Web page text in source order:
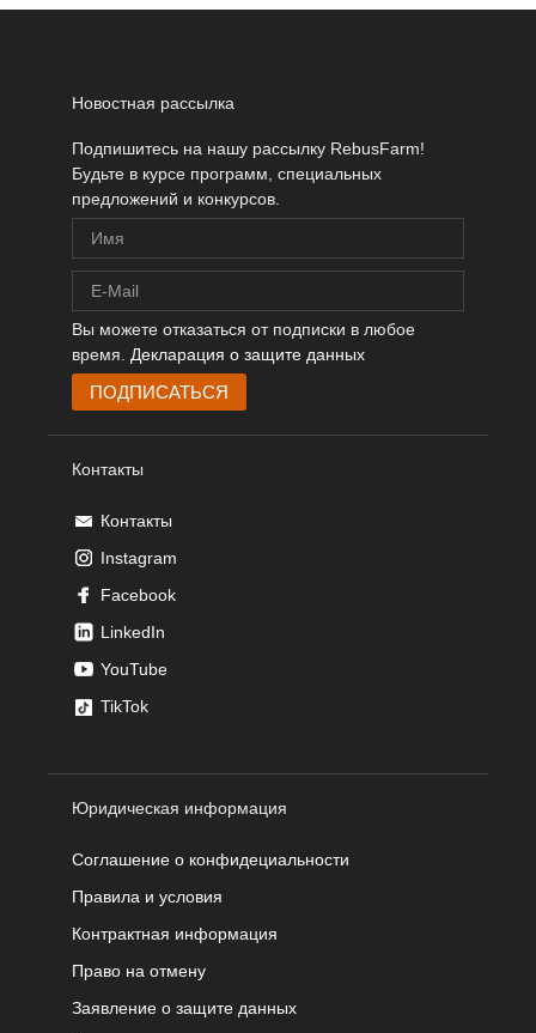
Новостная рассылка
Подпишитесь на нашу рассылку RebusFarm!
Будьте в курсе программ, специальных
предложений и конкурсов.
Вы можете отказаться от подписки в любое
время. Декларация о защите данных
Контакты
Контакты
Instagram
Facebook
LinkedIn
YouTube
TikTok
Юридическая информация
Соглашение о конфидециальности
Правила и условия
Контрактная информация
Право на отмену
Заявление о защите данных